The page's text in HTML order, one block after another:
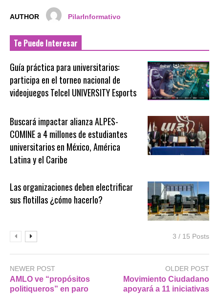
AUTHOR PilarInformativo
Te Puede Interesar
Guía práctica para universitarios:
participa en el torneo nacional de
videojuegos Telcel UNIVERSITY Esports
Buscará impactar alianza ALPES-
COMINE a 4 millones de estudiantes
universitarios en México, América
Latina y el Caribe
Las organizaciones deben electrificar
sus flotillas ¿cómo hacerlo?
3 / 15 Posts
NEWER POST
AMLO ve “propósitos
politiqueros” en paro
OLDER POST
Movimiento Ciudadano
apoyará a 11 iniciativas